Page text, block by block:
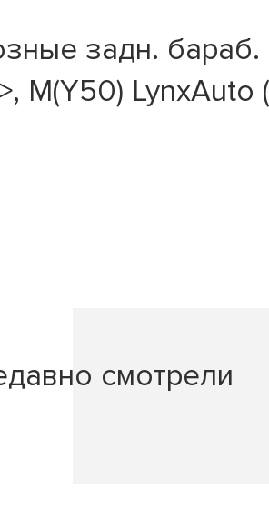
задн. бараб.
M(Y50) LynxAuto
смотрели